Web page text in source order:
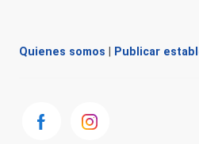
Quienes somos Publicar